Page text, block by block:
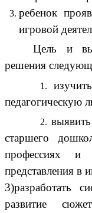
ребенок
игровой
Цель и
решения
педагогическую
старшего
профессиях и
представления в
3)разработать
развитие